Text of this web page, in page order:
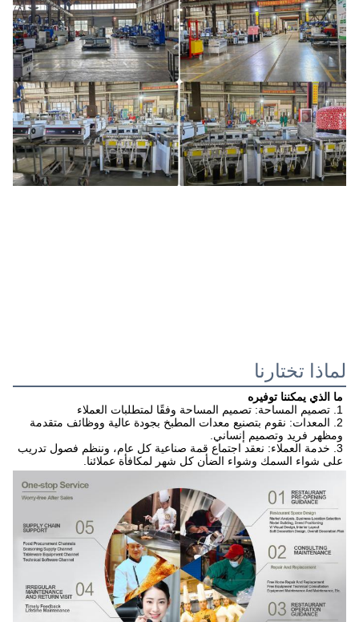
لماذا تختارنا
ما الذي يمكننا توفيره
1. تصميم المساحة: تصميم المساحة وفقًا لمتطلبات العملاء
ومظهر فريد وتصميم إنساني.
على شواء السمك وشواء الضأن كل شهر لمكافأة عملائنا.